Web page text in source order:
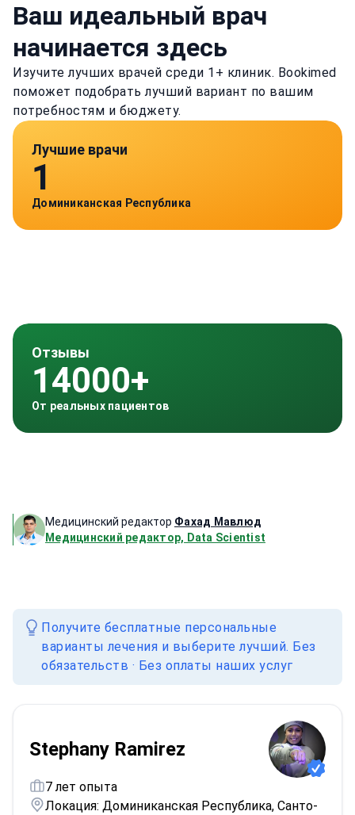
Ваш идеальный врач
начинается здесь
Изучите лучших врачей среди 1+ клиник. Bookimed
поможет подобрать лучший вариант по вашим
потребностям и бюджету.
Медицинский редактор Фахад Мавлюд
Медицинский редактор, Data Scientist
Лучшие врачи
1
Доминиканская Республика
Отзывы
14000+
От реальных пациентов
Получите бесплатные персональные
варианты лечения и выберите лучший. Без
обязательств · Без оплаты наших услуг
Stephany Ramirez
7 лет опыта
Локация: Доминиканская Республика, Санто-